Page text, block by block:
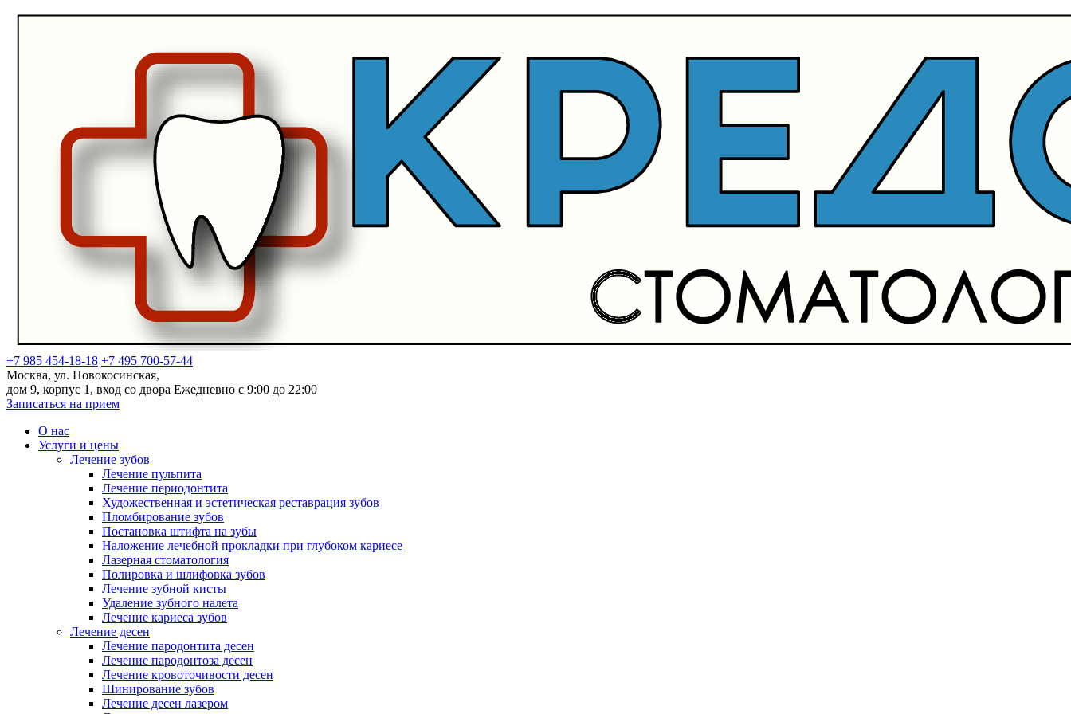
+7 985 454-18-18 +7 495 700-57-44
Москва, ул. Новокосинская,
дом 9, корпус 1, вход со двора Ежедневно с 9:00 до 22:00
Записаться на прием
О нас
Услуги и цены
Лечение зубов
Лечение пульпита
Лечение периодонтита
Художественная и эстетическая реставрация зубов
Пломбирование зубов
Постановка штифта на зубы
Наложение лечебной прокладки при глубоком кариесе
Лазерная стоматология
Полировка и шлифовка зубов
Лечение зубной кисты
Удаление зубного налета
Лечение кариеса зубов
Лечение десен
Лечение пародонтита десен
Лечение пародонтоза десен
Лечение кровоточивости десен
Шинирование зубов
Лечение десен лазером